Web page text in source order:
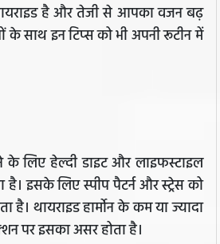
है और तेजी से आपका वजन बढ़
साथ इन टिप्स को भी अपनी रूटीन में
के लिए हेल्दी डाइट और लाइफस्टाइल
है। इसके लिए स्पीप पैटर्न और स्ट्रेस को
है। थायराइड हार्मोन के कम या ज्यादा
पर इसका असर होता है।